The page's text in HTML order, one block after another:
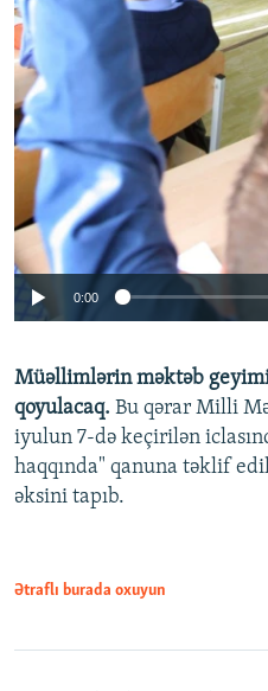
0:00
Müəllimlərin məktəb
qoyulacaq. Bu qərar Milli
iyulun 7-də keçirilən
haqqında" qanuna təklif
əksini tapıb.
Ətraflı burada oxuyun